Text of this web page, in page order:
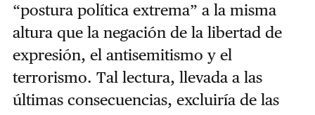
“postura política extrema” a la misma
altura que la negación de la libertad de
expresión, el antisemitismo y el
terrorismo. Tal lectura, llevada a las
últimas consecuencias, excluiría de las